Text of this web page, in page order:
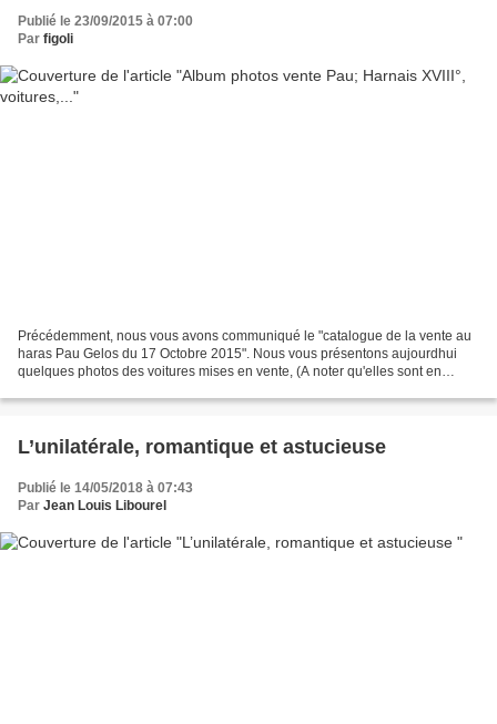
Publié le 23/09/2015 à 07:00
Par figoli
Précédemment, nous vous avons communiqué le "catalogue de la vente au
haras Pau Gelos du 17 Octobre 2015". Nous vous présentons aujourdhui
quelques photos des voitures mises en vente, (A noter qu'elles sont en
L’unilatérale, romantique et astucieuse
Publié le 14/05/2018 à 07:43
Par Jean Louis Libourel